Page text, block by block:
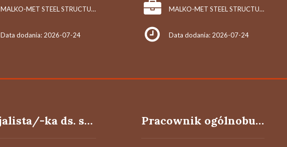
MALKO-MET STEEL STRUCTURE ZONE SPÓŁKA Z OGRANICZONĄ ODPOWIEDZIALNOŚCIĄ
Data dodania: 2026-07-24
MALKO-MET STEEL STRUCTURE ZONE SPÓŁKA Z OGRANICZONĄ ODPOWIEDZIALNOŚCIĄ
Data dodania: 2026-07-24
Specjalista/-ka ds. sprzedaży zagranicznej Pracownik ogólnobudowlany (k/m)